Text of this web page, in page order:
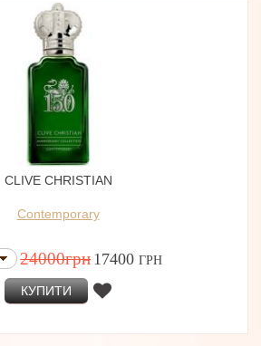
CLIVE CHRISTIAN
Contemporary
24000грн 17400 ГРН
КУПИТИ